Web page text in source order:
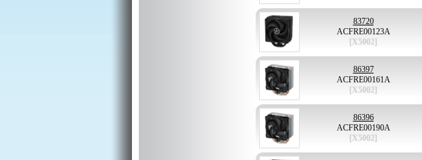
83720
ACFRE00123A
[X5002]
86397
ACFRE00161A
[X5002]
86396
ACFRE00190A
[X5002]